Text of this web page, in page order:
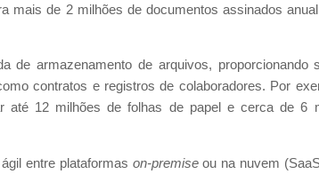
mais de 2 milhões de documentos assinados
de armazenamento de arquivos, proporcionando
contratos e registros de colaboradores. Por
até 12 milhões de folhas de papel e cerca de 6
entre plataformas on-premiseou na nuvem